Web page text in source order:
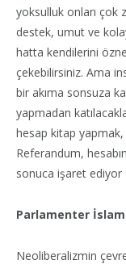
yoksulluk onları çok
destek, umut ve
hatta kendilerini
çekebilirsiniz. Ama
bir akıma sonsuza
yapmadan
hesap kitap
Referandum,
sonuca işaret ediyor
Parlamenter
Neoliberalizmin